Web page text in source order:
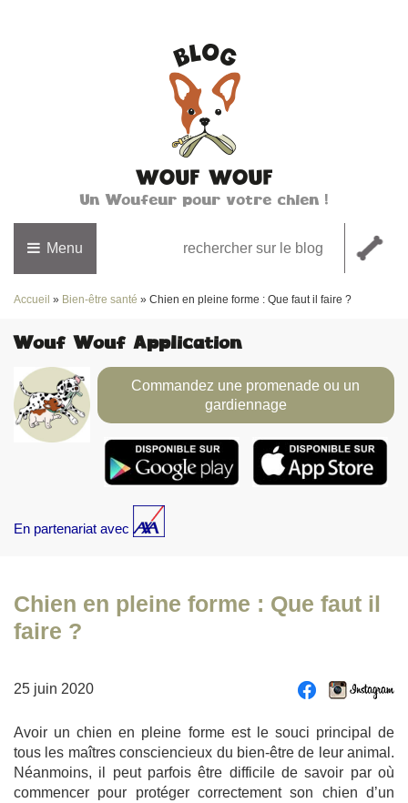
Un Woufeur pour votre chien !
Menu
Accueil » Bien-être santé » Chien en pleine forme : Que faut il faire ?
Wouf Wouf Application
Commandez une promenade ou un
gardiennage
En partenariat avec
Chien en pleine forme : Que faut il
faire ?
25 juin 2020
Avoir un chien en pleine forme est le souci principal de
tous les maîtres consciencieux du bien-être de leur animal.
Néanmoins, il peut parfois être difficile de savoir par où
commencer pour protéger correctement son chien d’un